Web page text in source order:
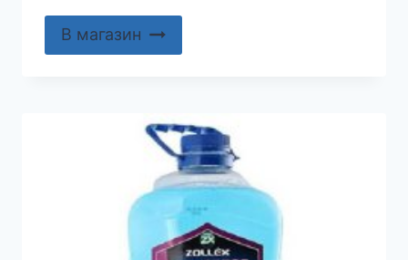
В магазин